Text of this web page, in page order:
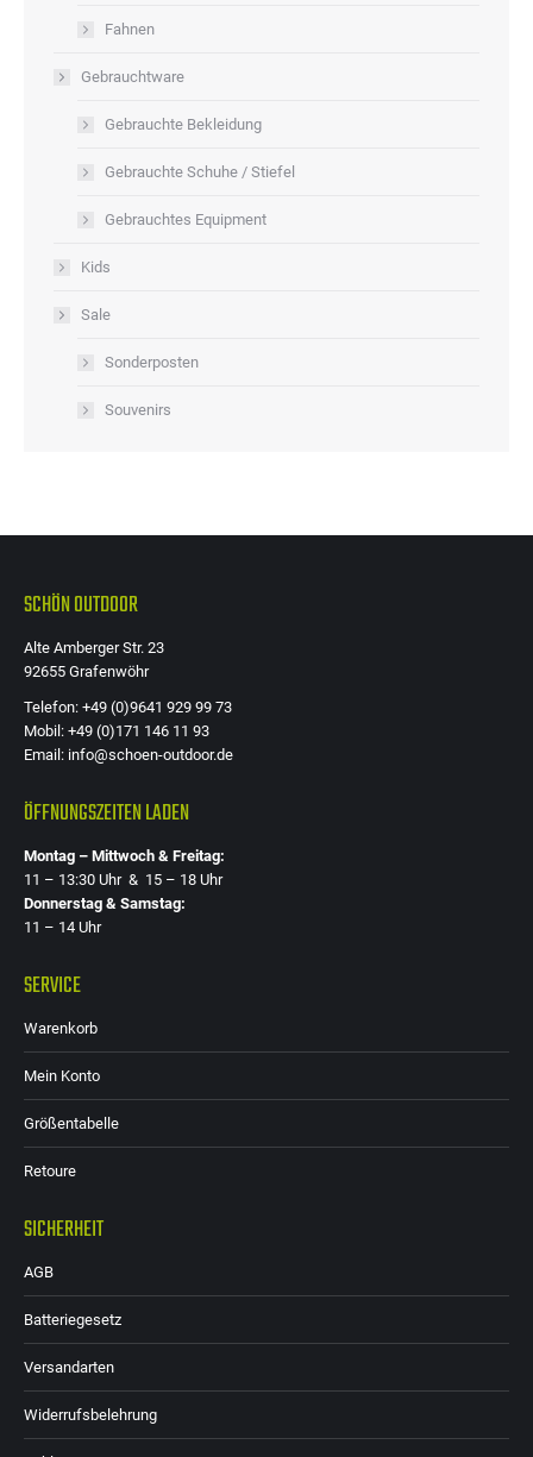
Fahnen
Gebrauchtware
Gebrauchte Bekleidung
Gebrauchte Schuhe / Stiefel
Gebrauchtes Equipment
Kids
Sale
Sonderposten
Souvenirs
SCHÖN OUTDOOR
Alte Amberger Str. 23
92655 Grafenwöhr
Telefon: +49 (0)9641 929 99 73
Mobil: +49 (0)171 146 11 93
Email: info@schoen-outdoor.de
ÖFFNUNGSZEITEN LADEN
Montag – Mittwoch & Freitag:
11 – 13:30 Uhr & 15 – 18 Uhr
Donnerstag & Samstag:
11 – 14 Uhr
SERVICE
Warenkorb
Mein Konto
Größentabelle
Retoure
SICHERHEIT
AGB
Batteriegesetz
Versandarten
Widerrufsbelehrung